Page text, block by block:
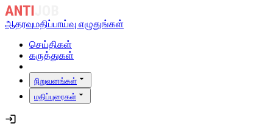
ஆதரவுமதிப்பாய்வு எழுதுங்கள்
செய்திகள்
கருத்துகள்
நிறுவனங்கள்
மதிப்புரைகள்